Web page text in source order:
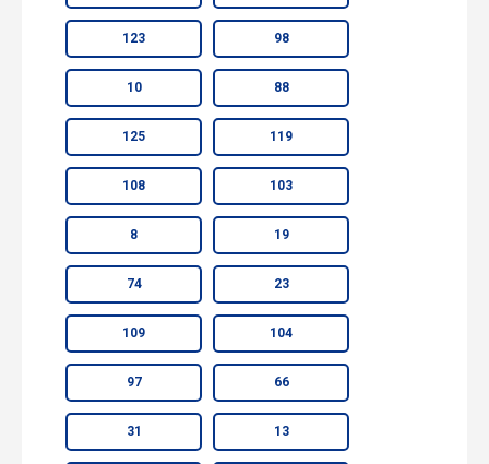
123 98
10 88
125 119
108 103
8 19
74 23
109 104
97 66
31 13